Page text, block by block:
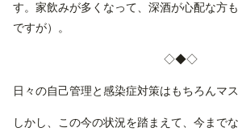
す。家飲みが多くなって、深酒が心配な方
ですが）。
◇◆◇
日々の自己管理と感染症対策はもちろんマス
しかし、この今の状況を踏まえて、今まで